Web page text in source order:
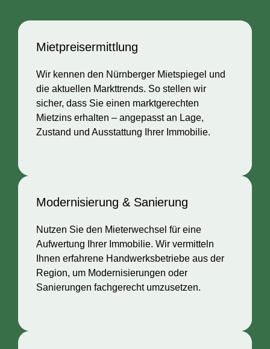
Mietpreisermittlung
Wir kennen den Nürnberger Mietspiegel und
die aktuellen Markttrends. So stellen wir
sicher, dass Sie einen marktgerechten
Mietzins erhalten – angepasst an Lage,
Zustand und Ausstattung Ihrer Immobilie.
Modernisierung & Sanierung
Nutzen Sie den Mieterwechsel für eine
Aufwertung Ihrer Immobilie. Wir vermitteln
Ihnen erfahrene Handwerksbetriebe aus der
Region, um Modernisierungen oder
Sanierungen fachgerecht umzusetzen.